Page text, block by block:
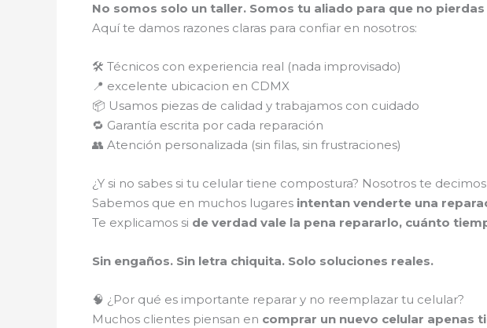
No somos solo un taller. Somos tu aliado para que no
Aquí te damos razones claras para confiar en nosotros:
🛠️ Técnicos con experiencia real (nada improvisado)
📍 excelente ubicacion en CDMX
📦 Usamos piezas de calidad y trabajamos con cuidado
🔁 Garantía escrita por cada reparación
👥 Atención personalizada (sin filas, sin frustraciones)
¿Y si no sabes si tu celular tiene compostura? Nosotros te
Sabemos que en muchos lugares intentan venderte una
Te explicamos si de verdad vale la pena repararlo, cuánto
Sin engaños. Sin letra chiquita. Solo soluciones reales.
🧠 ¿Por qué es importante reparar y no reemplazar tu celular?
Muchos clientes piensan en comprar un nuevo celular apenas